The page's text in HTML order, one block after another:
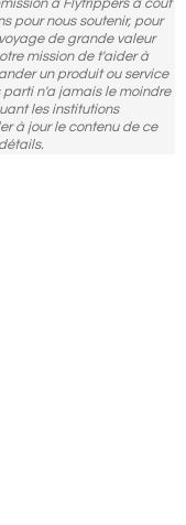
à Flytrippers à coût
pour nous soutenir, pour
de grande valeur
mission de t'aider à
un produit ou service
n'a jamais le moindre
les institutions
à jour le contenu de ce